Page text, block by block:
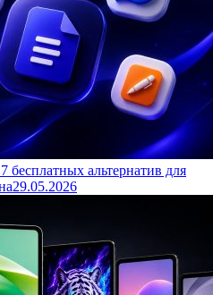
бесплатных альтернатив для
29.05.2026